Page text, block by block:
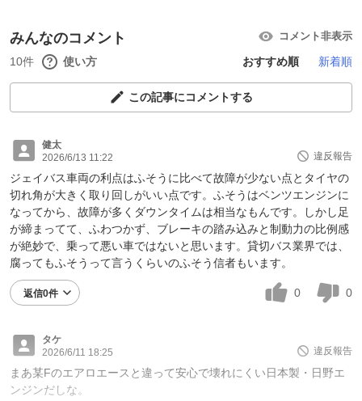
みんなのコメント コメント非表示
10件 使い方 おすすめ順 新着順
この記事にコメントする
健太
2026/6/13 11:22
違反報告
ジェイバス車両の利点はふそうに比べて故障が少ない点とタイヤの
切れ角が大きく取り回しがいい点です。ふそうはベンツエンジンに
なってから、故障が多くダウンタイムは相当なもんです。しかし足
が締まってて、ふわつかず、ブレーキの踏み込みと制動力の比例感
が絶妙で、乗って悪い車ではないと思います。貸切バス業界では、
腐ってもふそうって言うくらいのふそう信者もいます。
返信0件 0 0
タケ
2026/6/11 18:25
違反報告
まあ某Fのエアロエースと違って安心で壊れにくい日本製・日野エ
ンジンだしな。